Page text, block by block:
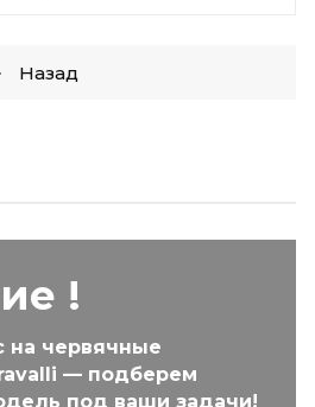
!
на червячные
— подберем
под ваши задачи!
Назад